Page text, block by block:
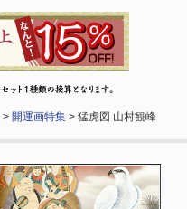
> 開運画特集 > 猛虎図 山村観峰